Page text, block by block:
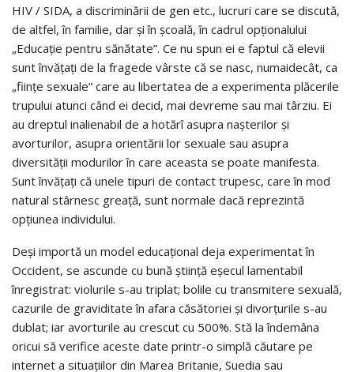
HIV / SIDA, a discriminării de gen etc., lucruri care se discută,
de altfel, în familie, dar și în școală, în cadrul opționalului
„Educație pentru sănătate”. Ce nu spun ei e faptul că elevii
sunt învățați de la fragede vârste că se nasc, numaidecât, ca
„ființe sexuale” care au libertatea de a experimenta plăcerile
trupului atunci când ei decid, mai devreme sau mai târziu. Ei
au dreptul inalienabil de a hotărî asupra nașterilor și
avorturilor, asupra orientării lor sexuale sau asupra
diversității modurilor în care aceasta se poate manifesta.
Sunt învățați că unele tipuri de contact trupesc, care în mod
natural stârnesc greață, sunt normale dacă reprezintă
opțiunea individului.
Deși importă un model educațional deja experimentat în
Occident, se ascunde cu bună știință eșecul lamentabil
înregistrat: violurile s-au triplat; bolile cu transmitere sexuală,
cazurile de graviditate în afara căsătoriei și divorțurile s-au
dublat; iar avorturile au crescut cu 500%. Stă la îndemâna
oricui să verifice aceste date printr-o simplă căutare pe
internet a situațiilor din Marea Britanie, Suedia sau